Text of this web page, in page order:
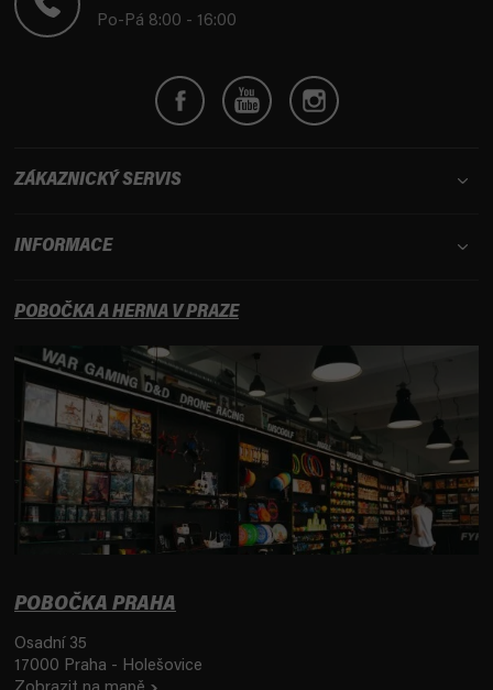
Po-Pá 8:00 - 16:00
ZÁKAZNICKÝ SERVIS
INFORMACE
POBOČKA A HERNA V PRAZE
POBOČKA PRAHA
Osadní 35
17000 Praha - Holešovice